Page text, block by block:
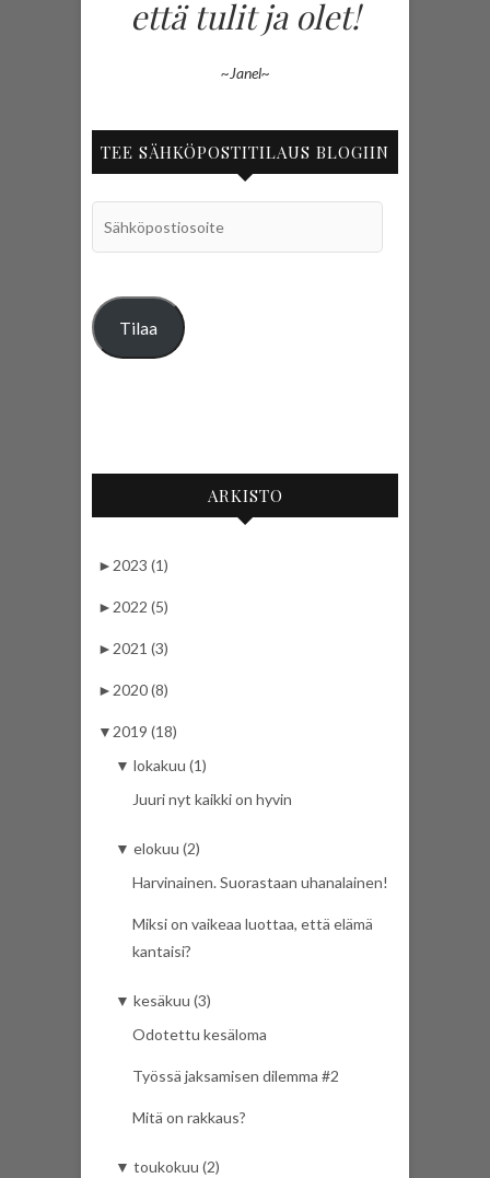
että tulit ja olet!
~Janel~
TEE SÄHKÖPOSTITILAUS BLOGIIN
Tilaa
ARKISTO
►2023 (1)
►2022 (5)
►2021 (3)
►2020 (8)
▼2019 (18)
▼ lokakuu (1)
Juuri nyt kaikki on hyvin
▼ elokuu (2)
Harvinainen. Suorastaan uhanalainen!
Miksi on vaikeaa luottaa, että elämä
kantaisi?
▼ kesäkuu (3)
Odotettu kesäloma
Työssä jaksamisen dilemma #2
Mitä on rakkaus?
▼ toukokuu (2)